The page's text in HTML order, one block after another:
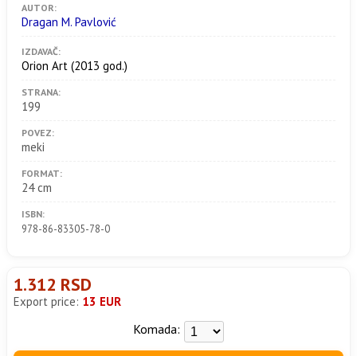
AUTOR:
Dragan M. Pavlović
IZDAVAČ:
Orion Art (2013 god.)
STRANA:
199
POVEZ:
meki
FORMAT:
24 cm
ISBN:
978-86-83305-78-0
1.312 RSD
Export price: 13 EUR
Komada: